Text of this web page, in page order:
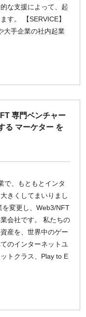
¥5,000〜
な支援によって、起
す。 【SERVICE】
大手企業の社内起業
専門ベンチャー
る マーケター を
で、もともとインタ
きくしてまいりまし
を変更し、Web3/NFT
会社です。 私たちの
産を、世界中のゲー
のインターネットユ
トクラス、Play to E